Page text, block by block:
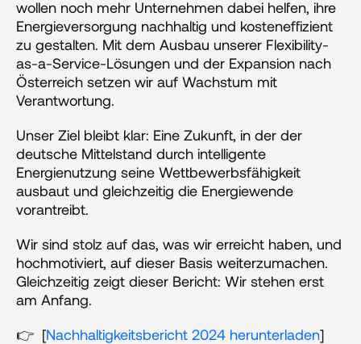
wollen noch mehr Unternehmen dabei helfen, ihre
Energieversorgung nachhaltig und kosteneffizient
zu gestalten. Mit dem Ausbau unserer Flexibility-
as-a-Service-Lösungen und der Expansion nach
Österreich setzen wir auf Wachstum mit
Verantwortung.
Unser Ziel bleibt klar: Eine Zukunft, in der der
deutsche Mittelstand durch intelligente
Energienutzung seine Wettbewerbsfähigkeit
ausbaut und gleichzeitig die Energiewende
vorantreibt.
Wir sind stolz auf das, was wir erreicht haben, und
hochmotiviert, auf dieser Basis weiterzumachen.
Gleichzeitig zeigt dieser Bericht: Wir stehen erst
am Anfang.
👉  [Nachhaltigkeitsbericht 2024 herunterladen]